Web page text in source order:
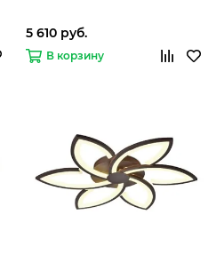
5 610 руб.
В корзину